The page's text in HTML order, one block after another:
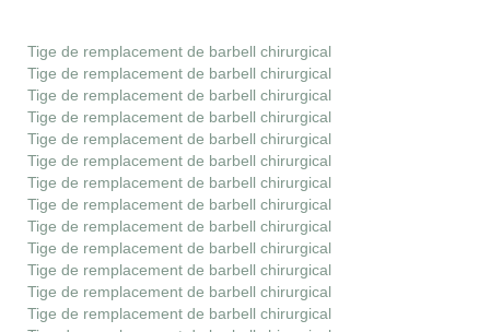
Tige de remplacement de barbell chirurgical
Tige de remplacement de barbell chirurgical
Tige de remplacement de barbell chirurgical
Tige de remplacement de barbell chirurgical
Tige de remplacement de barbell chirurgical
Tige de remplacement de barbell chirurgical
Tige de remplacement de barbell chirurgical
Tige de remplacement de barbell chirurgical
Tige de remplacement de barbell chirurgical
Tige de remplacement de barbell chirurgical
Tige de remplacement de barbell chirurgical
Tige de remplacement de barbell chirurgical
Tige de remplacement de barbell chirurgical